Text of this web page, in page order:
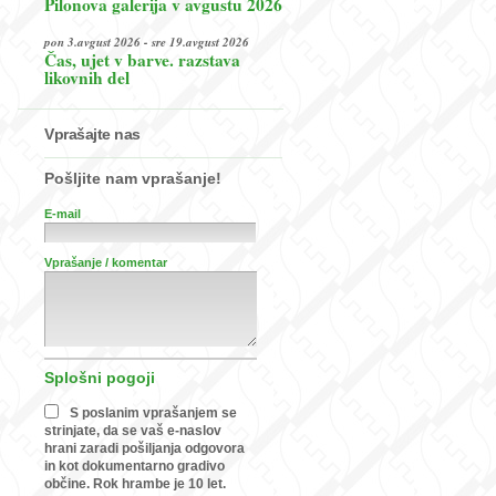
pon 3.avgust 2026 - sre 19.avgust 2026
Čas, ujet v barve. razstava
likovnih del
Vprašajte nas
Pošljite nam vprašanje!
E-mail
Vprašanje / komentar
Splošni pogoji
S poslanim vprašanjem se
strinjate, da se vaš e-naslov
hrani zaradi pošiljanja odgovora
in kot dokumentarno gradivo
občine. Rok hrambe je 10 let.